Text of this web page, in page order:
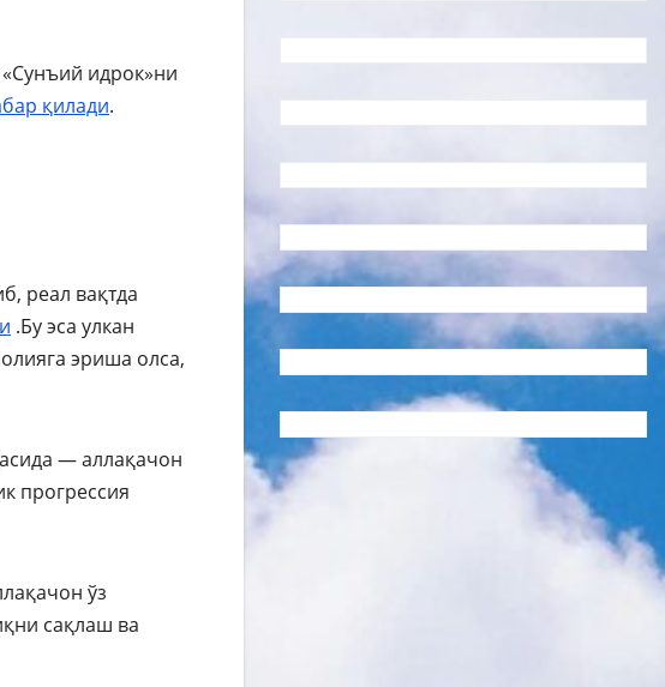
идрок»ни
қилади.
реал вақтда
.Бу эса улкан
эриша олса,
— аллақачон
прогрессия
ўз
сақлаш ва